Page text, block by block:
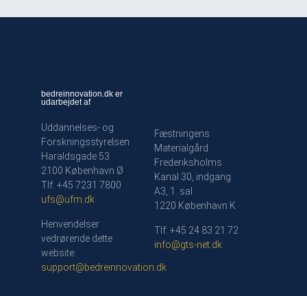
bedreinnovation.dk er
udarbejdet af
Uddannelses- og
Forskningsstyrelsen
Haraldsgade 53
2100 København Ø
Tlf: +45 7231 7800
ufs@ufm.dk
Henvendelser
vedrørende dette
website:
support@bedreinnovation.dk
Fæstningens
Materialgård
Frederiksholms
Kanal 30, indgang
A3, 1. sal
1220 København K
Tlf: +45 24 83 21 72
info@gts-net.dk